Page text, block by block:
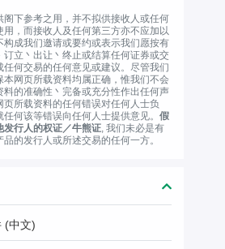
阁下参考之用，并不拟供接收人或任何
用，而接收人及任何第三方亦不应加以
构成我们邀请或要约或表示我们愿按有
订立丶出让丶终止或结算任何证券或交
任何交易的任何意见或建议。尽管我们
本网页所载资料均属正确，惟我们不会
料的准确性丶完备或充分性作出任何声
页所载资料的任何错误对任何人士负
何该等错误向任何人士提供意见。 假
发行人的权证／牛熊证, 我们未必是有
的发行人或所述交易的任何一方。
(中文)